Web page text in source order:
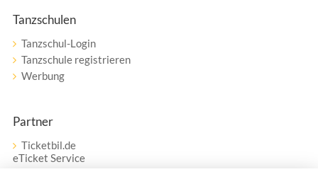
Tanzschulen
Tanzschul-Login
Tanzschule registrieren
Werbung
Partner
Ticketbil.de
eTicket Service